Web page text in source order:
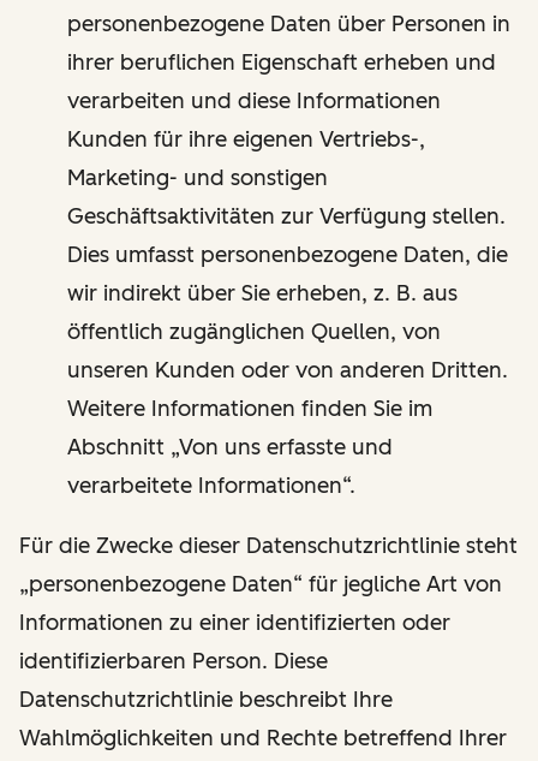
personenbezogene Daten über Personen in
ihrer beruflichen Eigenschaft erheben und
verarbeiten und diese Informationen
Kunden für ihre eigenen Vertriebs-,
Marketing- und sonstigen
Geschäftsaktivitäten zur Verfügung stellen.
Dies umfasst personenbezogene Daten, die
wir indirekt über Sie erheben, z. B. aus
öffentlich zugänglichen Quellen, von
unseren Kunden oder von anderen Dritten.
Weitere Informationen finden Sie im
Abschnitt „Von uns erfasste und
verarbeitete Informationen“.
Für die Zwecke dieser Datenschutzrichtlinie steht
„personenbezogene Daten“ für jegliche Art von
Informationen zu einer identifizierten oder
identifizierbaren Person. Diese
Datenschutzrichtlinie beschreibt Ihre
Wahlmöglichkeiten und Rechte betreffend Ihrer